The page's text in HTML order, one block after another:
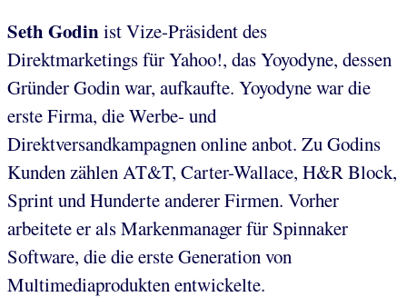
Seth Godinist Vize-Präsident des
Direktmarketings für Yahoo!, das Yoyodyne, dessen
Gründer Godin war, aufkaufte. Yoyodyne war die
erste Firma, die Werbe- und
Direktversandkampagnen online anbot. Zu Godins
Kunden zählen AT&T, Carter-Wallace, H&R Block,
Sprint und Hunderte anderer Firmen. Vorher
arbeitete er als Markenmanager für Spinnaker
Software, die die erste Generation von
Multimediaprodukten entwickelte.